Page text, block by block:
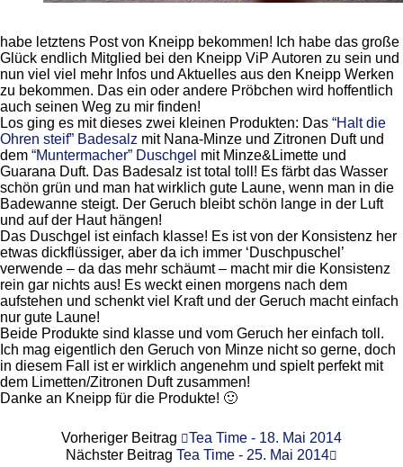
habe letztens Post von Kneipp bekommen! Ich habe das große
Glück endlich Mitglied bei den Kneipp ViP Autoren zu sein und
nun viel viel mehr Infos und Aktuelles aus den Kneipp Werken
zu bekommen. Das ein oder andere Pröbchen wird hoffentlich
auch seinen Weg zu mir finden!
Los ging es mit dieses zwei kleinen Produkten: Das “Halt die
Ohren steif” Badesalz mit Nana-Minze und Zitronen Duft und
dem “Muntermacher” Duschgel mit Minze&Limette und
Guarana Duft. Das Badesalz ist total toll! Es färbt das Wasser
schön grün und man hat wirklich gute Laune, wenn man in die
Badewanne steigt. Der Geruch bleibt schön lange in der Luft
und auf der Haut hängen!
Das Duschgel ist einfach klasse! Es ist von der Konsistenz her
etwas dickflüssiger, aber da ich immer ‘Duschpuschel’
verwende – da das mehr schäumt – macht mir die Konsistenz
rein gar nichts aus! Es weckt einen morgens nach dem
aufstehen und schenkt viel Kraft und der Geruch macht einfach
nur gute Laune!
Beide Produkte sind klasse und vom Geruch her einfach toll.
Ich mag eigentlich den Geruch von Minze nicht so gerne, doch
in diesem Fall ist er wirklich angenehm und spielt perfekt mit
dem Limetten/Zitronen Duft zusammen!
Danke an Kneipp für die Produkte! 🙂
Vorheriger Beitrag
Tea Time - 18. Mai 2014
Nächster Beitrag Tea Time - 25. Mai 2014